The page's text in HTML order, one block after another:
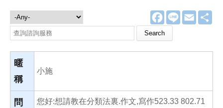
F
a
e
o
L
E
m
諮詢服務
Search this site
暱
稱
小施
問
您好:想請教在分類法裏.作文,寫作523.33 802.71